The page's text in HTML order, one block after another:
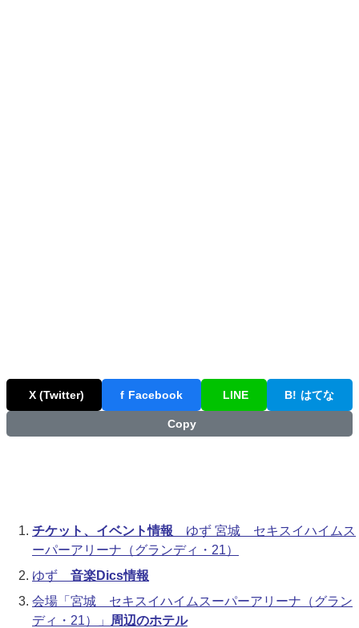
X (Twitter) f Facebook LINE B! はてな
Copy
チケット、イベント情報 ゆず 宮城 セキスイハイムス
ーパーアリーナ（グランディ・21）
ゆず 音楽Dics情報
会場「宮城 セキスイハイムスーパーアリーナ（グラン
ディ・21）」
周辺のホテル